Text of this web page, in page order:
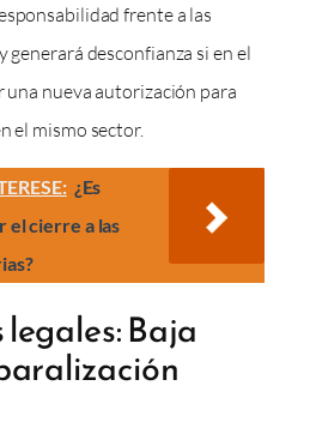
frente a las
desconfianza si en el
nueva autorización para
el mismo sector.
¿Es
el cierre a las
Baja